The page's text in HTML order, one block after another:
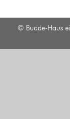
© Budde-Haus